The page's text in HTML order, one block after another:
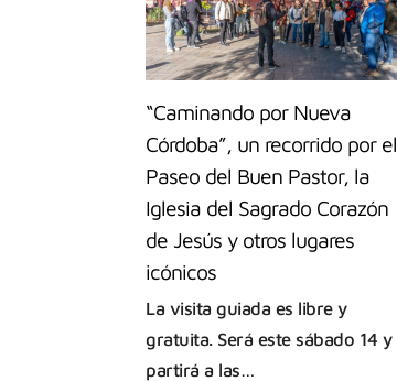
“Caminando por Nueva
Córdoba”, un recorrido por el
Paseo del Buen Pastor, la
Iglesia del Sagrado Corazón
de Jesús y otros lugares
icónicos
La visita guiada es libre y
gratuita. Será este sábado 14 y
partirá a las…